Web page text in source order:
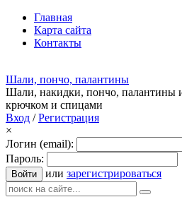
Главная
Карта сайта
Контакты
Шали, пончо, палантины
Шали, накидки, пончо, палантины
крючком и спицами
Вход /Регистрация
×
Логин (email):
Пароль:
Войти или зарегистрироваться